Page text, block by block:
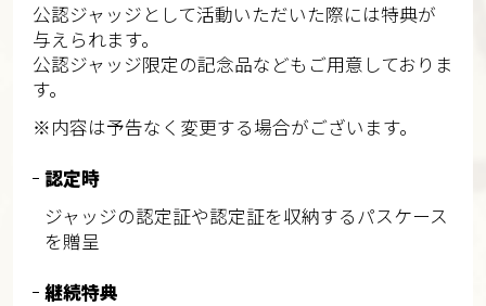
公認ジャッジとして活動いただいた際には特典が
与えられます。
公認ジャッジ限定の記念品などもご用意しておりま
す。
※内容は予告なく変更する場合がございます。
認定時
ジャッジの認定証や認定証を収納するパスケース
を贈呈
継続特典